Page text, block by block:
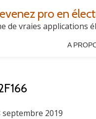
pro en
de vraies applications
A
septembre 2019